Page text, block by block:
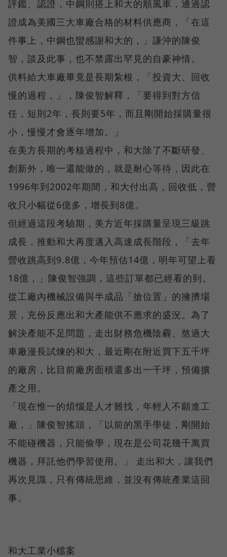
評鑑、認證，中鋼則搭上和大的順風車，通過認
證成為美國三大車廠合格的材料供應商，「在這
件事上，中鋼也蠻感謝和大的，」謙沖的陳俊
智，談及此事，也不禁露出罕見的自豪神情。
供料給大車廠畢竟是長期紮根，「投資大、回收
慢的過程，」，陳俊智解釋，「要得到對方信
任，短則2年，長則要5年，而且剛開始採購量很
小，慢慢才會逐年增加。」
在美方長期的考核過程中，和大除了不斷研發、
創新外，唯一還能做的，就是耐心等待，因此在
1996年到2002年期間，和大付出高，回收低，營
收只小幅從6億多，增長到8億。
但經過這段考驗期，美方近年採購量呈現三級跳
成長，推動和大再度邁入高速成長階段，「去年
營收跳高到9.8億，今年預估14億，明年可望上看
18億，」陳俊智強調，這些訂單都已經看的到。
從工廠內機械設備與半成品「搶位置」的擁擠場
景，充份反應出和大產能供不應求的盛況。為了
解決產能不足問題，走出財務危機陰霾、熬過大
車廠漫長試煉的和大，最近剛在附近買下五千坪
的廠房，比目前廠房面積還多出一千坪，預備擴
產之用。
「現在惟一的煩惱是人才難找，年輕人不願進工
廠，」陳俊智搖頭，「以前的黑手學徒，剛開始
不能碰機器，只能偷學，現在是公司花幾千萬買
機器，拜託他們學習使用。」 走出和大，讓我們
再次見識，只有傳統思維，並沒有傳統產業這回
事。
和大工業小檔案